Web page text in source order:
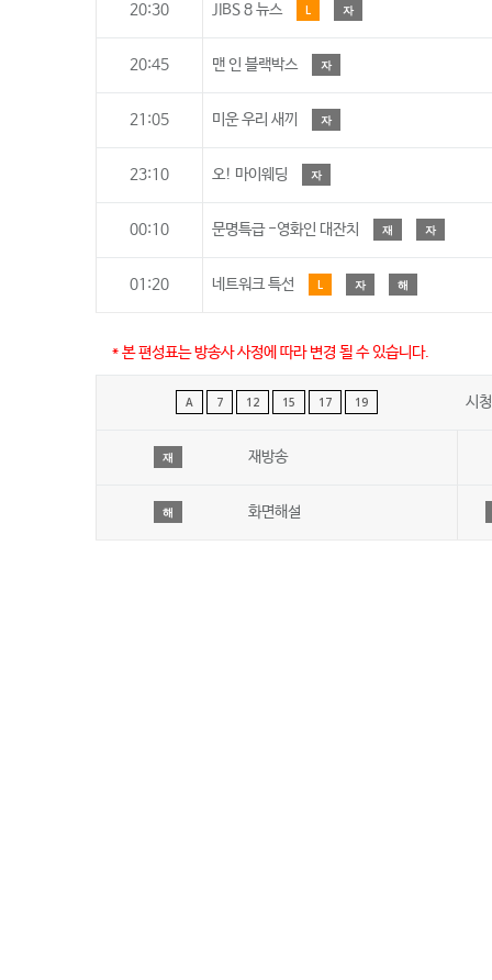
20:30 JIBS 8 뉴스 L 자
20:45 맨 인 블랙박스 자
21:05 미운 우리 새끼 자
23:10 오! 마이웨딩 자
00:10 문명특급 -영화인 대잔치 재 자
01:20 네트워크 특선 L 자 해
* 본 편성표는 방송사 사정에 따라 변경 될 수 있습니다.
A 7 12 15 17 19 시
재 재방송
해 화면해설